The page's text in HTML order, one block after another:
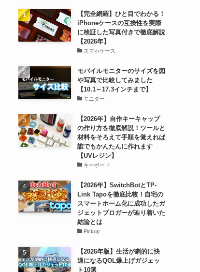
【完全網羅】ひと目でわかる！
iPhoneケースの互換性を実際
に検証した写真付きで徹底解説
【2026年】
スマホケース
モバイルモニターのサイズを図
や写真で比較してみました
【10.1～17.3インチまで】
モニター
【2026年】自作キーキャップ
の作り方を徹底解説！ツールと
材料をそろえて手順を覚えれば
誰でもかんたんに作れます
【UVレジン】
キーボード
【2026年】SwitchBotとTP-
Link Tapoを徹底比較！自宅の
スマートホーム化に成功したガ
ジェットブロガーが辿り着いた
結論とは
Pickup
【2026年版】生活が劇的に快
適になるQOL爆上げガジェッ
ト10選